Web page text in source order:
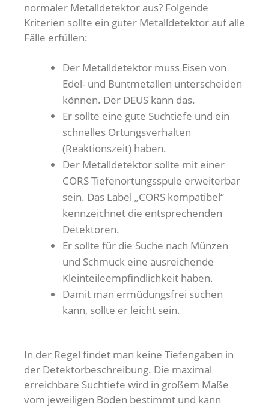
normaler Metalldetektor aus? Folgende
Kriterien sollte ein guter Metalldetektor auf alle
Fälle erfüllen:
Der Metalldetektor muss Eisen von
Edel- und Buntmetallen unterscheiden
können. Der DEUS kann das.
Er sollte eine gute Suchtiefe und ein
schnelles Ortungsverhalten
(Reaktionszeit) haben.
Der Metalldetektor sollte mit einer
CORS Tiefenortungsspule erweiterbar
sein. Das Label „CORS kompatibel“
kennzeichnet die entsprechenden
Detektoren.
Er sollte für die Suche nach Münzen
und Schmuck eine ausreichende
Kleinteileempfindlichkeit haben.
Damit man ermüdungsfrei suchen
kann, sollte er leicht sein.
In der Regel findet man keine Tiefengaben in
der Detektorbeschreibung. Die maximal
erreichbare Suchtiefe wird in großem Maße
vom jeweiligen Boden bestimmt und kann